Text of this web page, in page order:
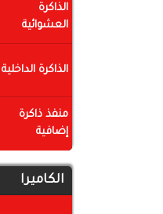
الذاكرة
العشوائية
الذاكرة الداخلية
منفذ ذاكرة
إضافية
الكاميرا